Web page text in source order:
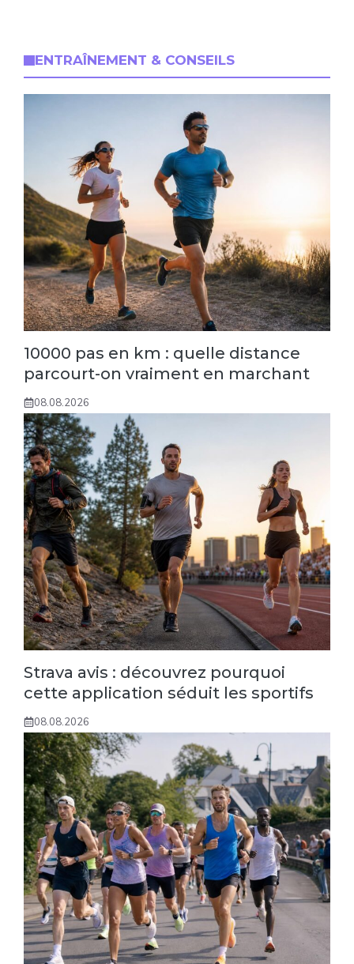
ENTRAÎNEMENT & CONSEILS
10000 pas en km : quelle distance
parcourt-on vraiment en marchant
08.08.2026
Strava avis : découvrez pourquoi
cette application séduit les sportifs
08.08.2026